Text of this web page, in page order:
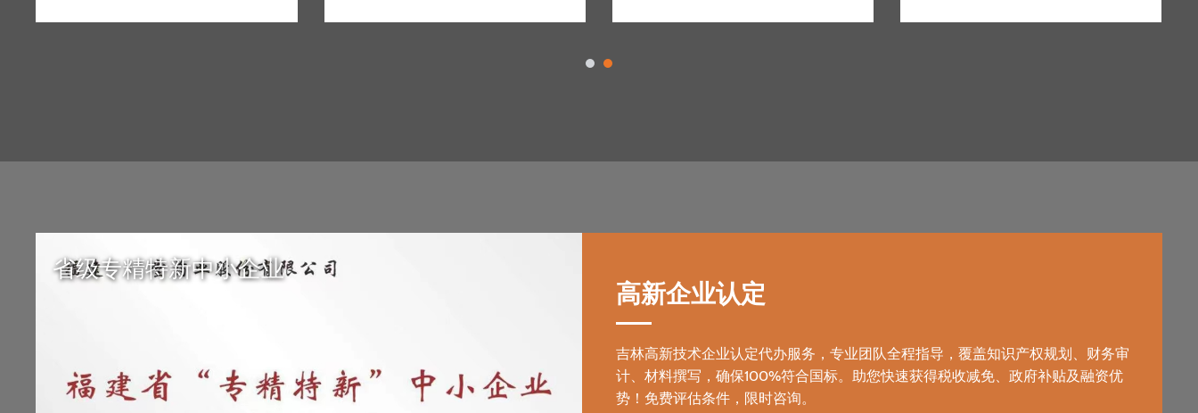
省级专精特新中小企业
高新企业认定
吉林高新技术企业认定代办服务，专业团队全程指导，覆盖知识产权规划、财务审
计、材料撰写，确保100%符合国标。助您快速获得税收减免、政府补贴及融资优
势！免费评估条件，限时咨询。